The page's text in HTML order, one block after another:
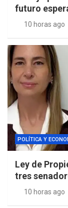
futuro
10 horas ago
POLÍTICA Y
Ley de
tres
10 horas ago